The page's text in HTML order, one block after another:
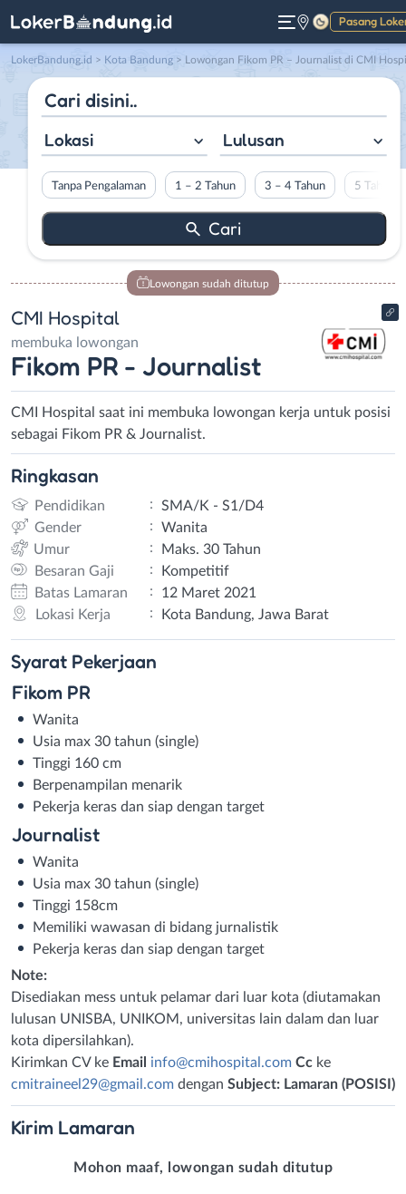
Pasang
Gelap
LokerBandung.id > Kota Bandung > Lowongan Fikom PR – Journalist di CMI Hospital
Lokasi Lulusan
Tanpa Pengalaman 1 – 2 Tahun 3 – 4 Tahun 5 Tahun
Lowongan sudah ditutup
CMI Hospital
membuka lowongan
Fikom PR - Journalist
CMI Hospital saat ini membuka lowongan kerja untuk posisi
sebagai Fikom PR & Journalist.
Ringkasan
Pendidikan :
SMA/K - S1/D4
Gender
:
Wanita
Umur
:
Maks. 30 Tahun
Besaran Gaji
:
Kompetitif
Batas Lamaran
:
12 Maret 2021
Lokasi Kerja
: Kota Bandung, Jawa Barat
Syarat Pekerjaan
Fikom PR
Wanita
Usia max 30 tahun (single)
Tinggi 160 cm
Berpenampilan menarik
Pekerja keras dan siap dengan target
Journalist
Wanita
Usia max 30 tahun (single)
Tinggi 158cm
Memiliki wawasan di bidang jurnalistik
Pekerja keras dan siap dengan target
Note:
Disediakan mess untuk pelamar dari luar kota (diutamakan
lulusan UNISBA, UNIKOM, universitas lain dalam dan luar
kota dipersilahkan).
Kirimkan CV ke Email info@cmihospital.com Cc ke
cmitraineel29@gmail.com dengan Subject: Lamaran (POSISI)
Kirim Lamaran
Mohon maaf, lowongan sudah ditutup